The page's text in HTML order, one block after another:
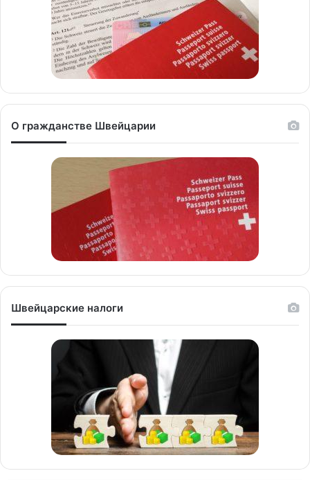
О гражданстве Швейцарии
Швейцарские налоги